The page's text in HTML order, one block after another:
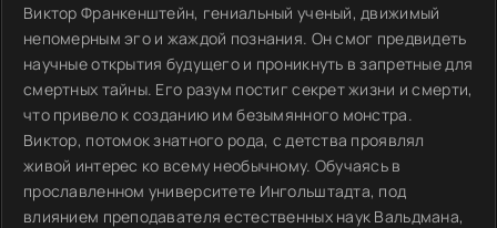
Виктор Франкенштейн, гениальный ученый, движимый
непомерным эго и жаждой познания. Он смог предвидеть
научные открытия будущего и проникнуть в запретные для
смертных тайны. Его разум постиг секрет жизни и смерти,
что привело к созданию им безымянного монстра.
Виктор, потомок знатного рода, с детства проявлял
живой интерес ко всему необычному. Обучаясь в
прославленном университете Ингольштадта, под
влиянием преподавателя естественных наук Вальдмана,